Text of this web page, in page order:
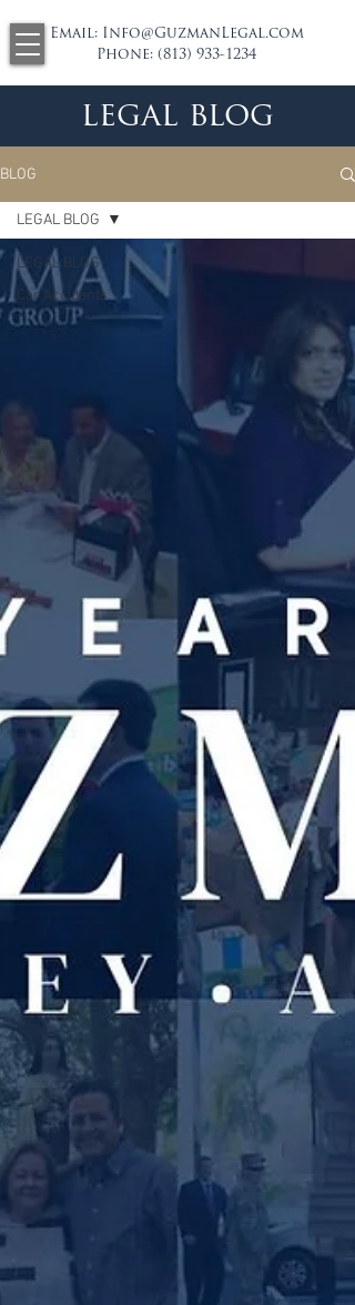
Email: Info@GuzmanLegal.com
Phone: (813) 933-1234
legal blog
BLOG
LEGAL BLOG
Car Accidents
LEGAL BLOG